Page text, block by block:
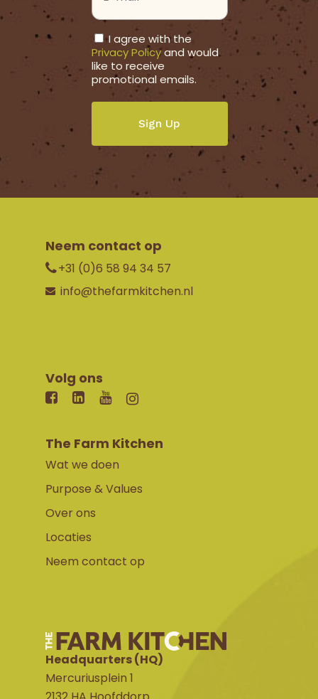
Mail
(Vereist)
Consent
I agree with the
Privacy Policyand would
like to receive
promotional emails.
Neem contact op
+31 (0)6 58 94 34 57
info@thefarmkitchen.nl
Volg ons
The Farm Kitchen
Wat we doen
Purpose & Values
Over ons
Locaties
Neem contact op
Headquarters (HQ)
Mercuriusplein 1